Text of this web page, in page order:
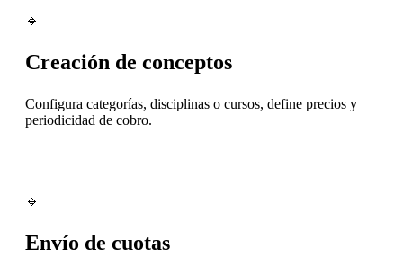
🔹
Creación de conceptos
Configura categorías, disciplinas o cursos, define precios y
periodicidad de cobro.
🔹
Envío de cuotas